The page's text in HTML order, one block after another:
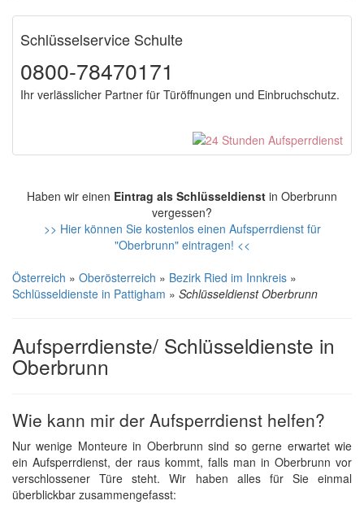
Schlüsselservice Schulte
0800-78470171
Ihr verlässlicher Partner für Türöffnungen und Einbruchschutz.
Haben wir einen Eintrag als Schlüsseldienst in Oberbrunn
vergessen?
>> Hier können Sie kostenlos einen Aufsperrdienst für
"Oberbrunn" eintragen! <<
Österreich » Oberösterreich » Bezirk Ried im Innkreis »
Schlüsseldienste in Pattigham » Schlüsseldienst Oberbrunn
Aufsperrdienste/ Schlüsseldienste in
Oberbrunn
Wie kann mir der Aufsperrdienst helfen?
Nur wenige Monteure in Oberbrunn sind so gerne erwartet wie
ein Aufsperrdienst, der raus kommt, falls man in Oberbrunn vor
verschlossener Türe steht. Wir haben alles für Sie einmal
überblickbar zusammengefasst: